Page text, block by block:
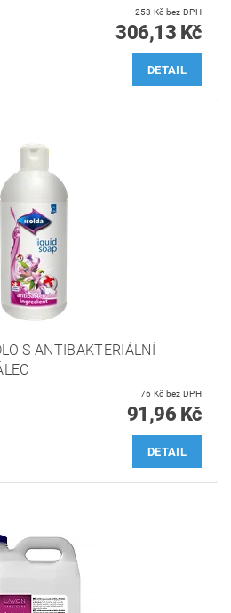
253 Kč bez DPH
306,13 Kč
DETAIL
S ANTIBAKTERIÁLNÍ
76 Kč bez DPH
91,96 Kč
DETAIL